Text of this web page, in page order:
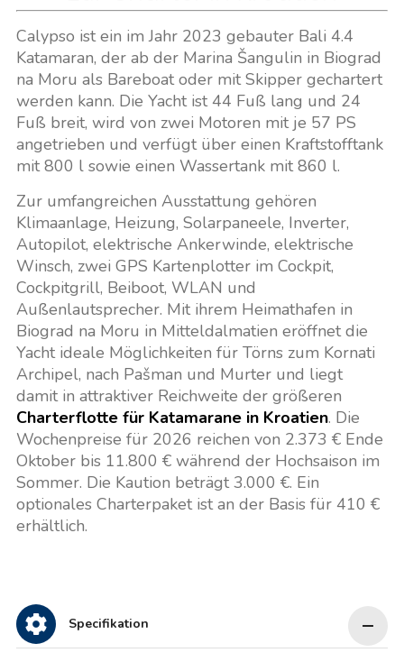
Calypso ist ein im Jahr 2023 gebauter Bali 4.4
Katamaran, der ab der Marina Šangulin in Biograd
na Moru als Bareboat oder mit Skipper gechartert
werden kann. Die Yacht ist 44 Fuß lang und 24
Fuß breit, wird von zwei Motoren mit je 57 PS
angetrieben und verfügt über einen Kraftstofftank
mit 800 l sowie einen Wassertank mit 860 l.
Zur umfangreichen Ausstattung gehören
Klimaanlage, Heizung, Solarpaneele, Inverter,
Autopilot, elektrische Ankerwinde, elektrische
Winsch, zwei GPS Kartenplotter im Cockpit,
Cockpitgrill, Beiboot, WLAN und
Außenlautsprecher. Mit ihrem Heimathafen in
Biograd na Moru in Mitteldalmatien eröffnet die
Yacht ideale Möglichkeiten für Törns zum Kornati
Archipel, nach Pašman und Murter und liegt
damit in attraktiver Reichweite der größeren
Charterflotte für Katamarane in Kroatien. Die
Wochenpreise für 2026 reichen von 2.373 € Ende
Oktober bis 11.800 € während der Hochsaison im
Sommer. Die Kaution beträgt 3.000 €. Ein
optionales Charterpaket ist an der Basis für 410 €
erhältlich.
Specifikation